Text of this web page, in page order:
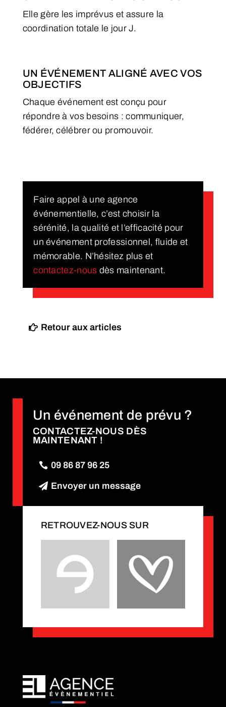
Elle gère les imprévus et assure la
coordination totale le jour J.
UN ÉVÉNEMENT ALIGNÉ AVEC VOS
OBJECTIFS
Chaque événement est conçu pour
répondre à vos besoins : communiquer,
fédérer, célébrer ou promouvoir.
Faire appel à une agence
événementielle, c’est choisir la
sérénité, la qualité et l’efficacité pour
un événement professionnel, fluide et
mémorable. N’hésitez plus et
contactez-nous dès maintenant.
Retour aux articles
Un événement de prévu ?
CONTACTEZ-NOUS DÈS
MAINTENANT !
09 86 87 96 25
Envoyer un message
RETROUVEZ-NOUS SUR